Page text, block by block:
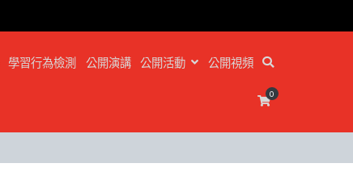
學習行為檢測 公開演講 公開活動 公開視頻
0